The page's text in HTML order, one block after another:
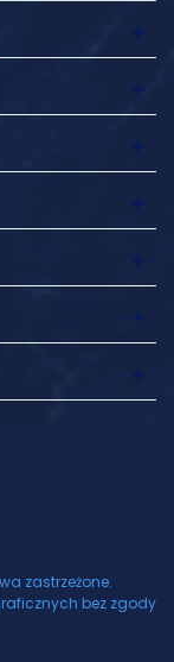
zastrzeżone.
bez zgody